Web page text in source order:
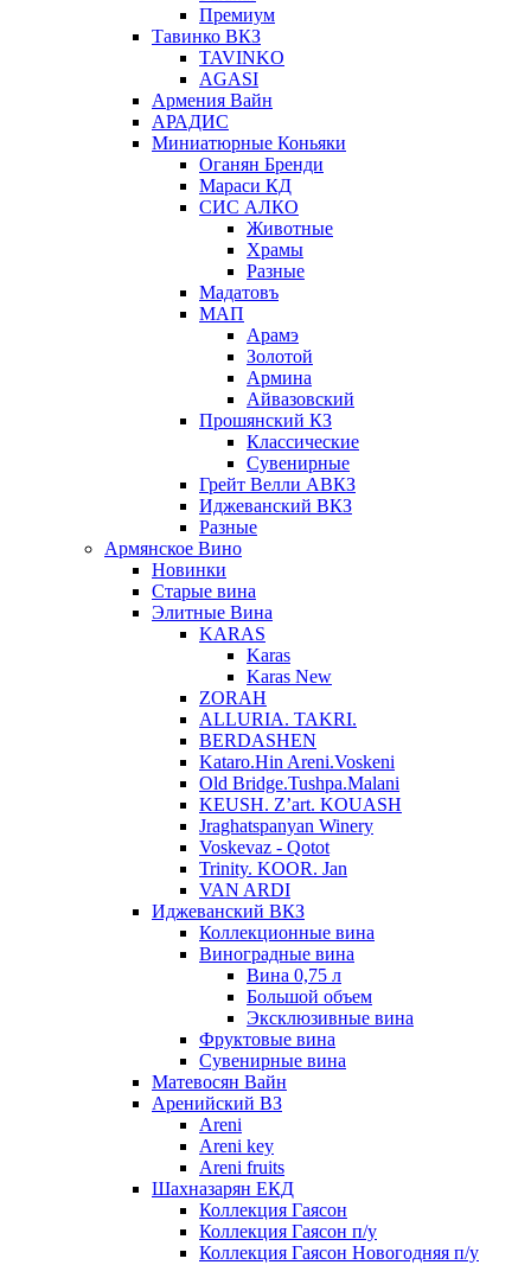
Премиум
Тавинко ВКЗ
TAVINKO
AGASI
Армения Вайн
АРАДИС
Миниатюрные Коньяки
Оганян Бренди
Мараси КД
СИС АЛКО
Животные
Храмы
Разные
Мадатовъ
МАП
Арамэ
Золотой
Армина
Айвазовский
Прошянский КЗ
Классические
Сувенирные
Грейт Велли АВКЗ
Иджеванский ВКЗ
Разные
Армянское Вино
Новинки
Старые вина
Элитные Вина
KARAS
Karas
Karas New
ZORAH
ALLURIA. TAKRI.
BERDASHEN
Kataro.Hin Areni.Voskeni
Old Bridge.Tushpa.Malani
KEUSH. Z’art. KOUASH
Jraghatspanyan Winery
Voskevaz - Qotot
Trinity. KOOR. Jan
VAN ARDI
Иджеванский ВКЗ
Коллекционные вина
Виноградные вина
Вина 0,75 л
Большой объем
Эксклюзивные вина
Фруктовые вина
Cувенирные вина
Матевосян Вайн
Аренийский ВЗ
Areni
Areni key
Areni fruits
Шахназарян ЕКД
Коллекция Гаясон
Коллекция Гаясон п/у
Коллекция Гаясон Новогодняя п/у